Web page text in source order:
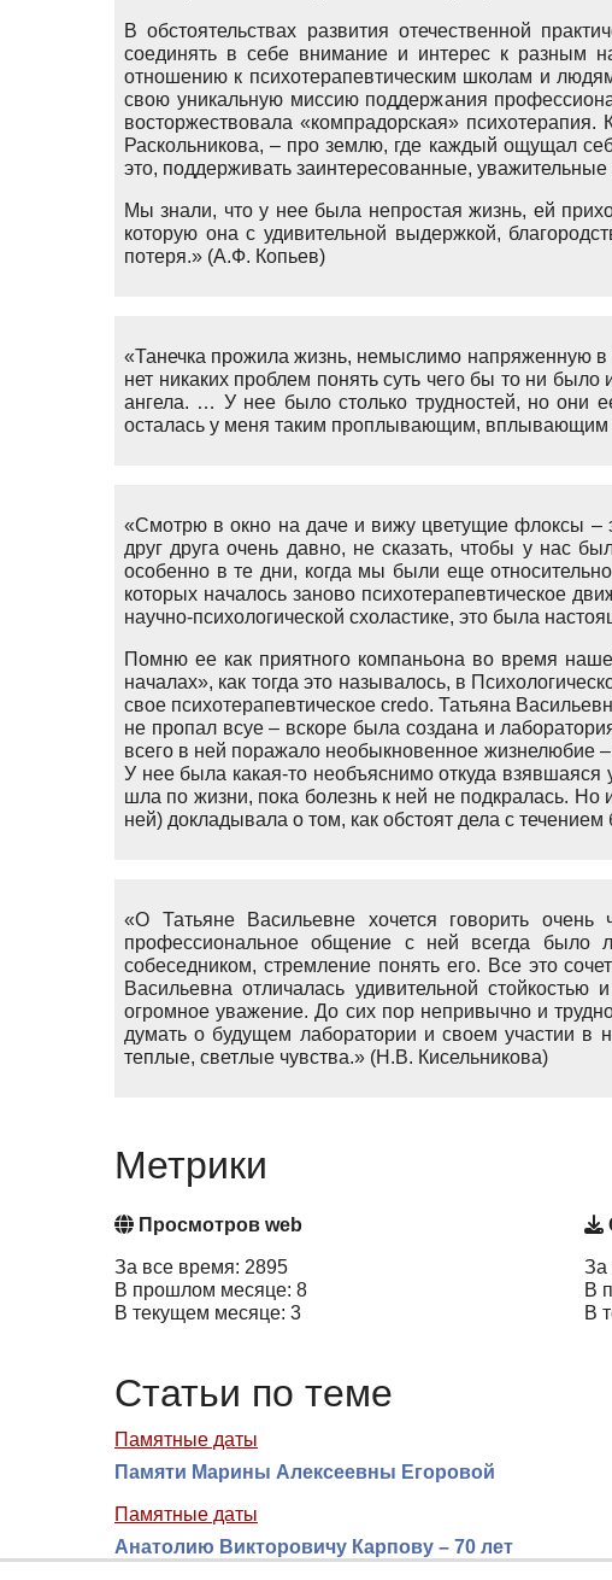
В обстоятельствах развития отечественной
соединять в себе внимание и интерес к разным
отношению к психотерапевтическим школам и
свою уникальную миссию поддержания
восторжествовала «компрадорская»
Раскольникова, – про землю, где каждый ощущал
это, поддерживать заинтересованные,
Мы знали, что у нее была непростая жизнь, ей
которую она с удивительной выдержкой,
потеря.» (А.Ф. Копьев)
«Танечка прожила жизнь, немыслимо напряженную в
нет никаких проблем понять суть чего бы то ни было
ангела. … У нее было столько трудностей, но они
осталась у меня таким проплывающим, вплывающим
«Смотрю в окно на даче и вижу цветущие флоксы
друг друга очень давно, не сказать, чтобы у нас
особенно в те дни, когда мы были еще
которых началось заново психотерапевтическое
научно-психологической схоластике, это была
Помню ее как приятного компаньона во время
началах», как тогда это называлось, в
свое психотерапевтическое credo. Татьяна
не пропал всуе – вскоре была создана и
всего в ней поражало необыкновенное жизнелюбие
У нее была какая-то необъяснимо откуда
шла по жизни, пока болезнь к ней не подкралась. Но
ней) докладывала о том, как обстоят дела с
«О Татьяне Васильевне хочется говорить
профессиональное общение с ней всегда было
собеседником, стремление понять его. Все это
Васильевна отличалась удивительной
огромное уважение. До сих пор непривычно и
думать о будущем лаборатории и своем участии в
теплые, светлые чувства.» (Н.В. Кисельникова)
Метрики
Просмотров web
За все время: 2895
В прошлом месяце: 8
В текущем месяце: 3
За
В
В
Статьи по теме
Памятные даты
Памяти Марины Алексеевны Егоровой
Памятные даты
Анатолию Викторовичу Карпову – 70 лет